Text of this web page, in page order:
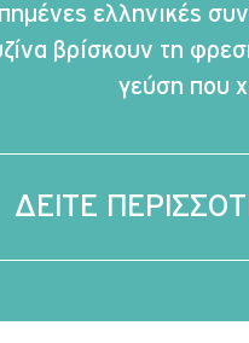
ελληνικές
βρίσκουν τη
γεύση που
ΔΕΙΤΕ